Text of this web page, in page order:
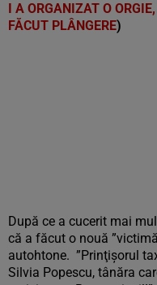
I A ORGANIZAT O
FĂCUT PLÂNGERE)
După ce a cucerit mai
că a făcut o nouă
autohtone. ”Prinţişorul
Silvia Popescu, tânăra